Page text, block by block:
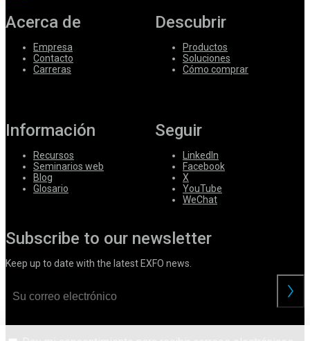
Acerca de
Empresa
Contacto
Carreras
Descubrir
Productos
Soluciones
Cómo comprar
Información
Recursos
Seminarios web
Blog
Glosario
Seguir
LinkedIn
Facebook
X
YouTube
WeChat
Subscribe to our newsletter
Keep up to date with the latest EXFO news.